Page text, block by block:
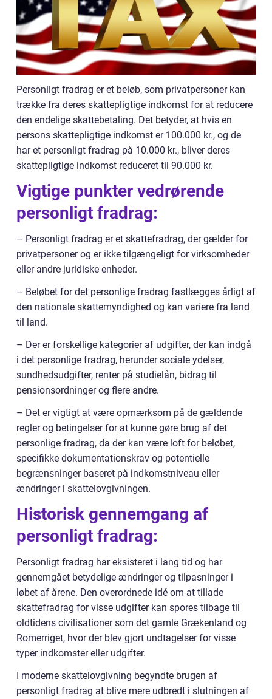
Personligt fradrag er et beløb, som privatpersoner kan
trække fra deres skattepligtige indkomst for at reducere
den endelige skattebetaling. Det betyder, at hvis en
persons skattepligtige indkomst er 100.000 kr., og de
har et personligt fradrag på 10.000 kr., bliver deres
skattepligtige indkomst reduceret til 90.000 kr.
Vigtige punkter vedrørende
personligt fradrag:
– Personligt fradrag er et skattefradrag, der gælder for
privatpersoner og er ikke tilgængeligt for virksomheder
eller andre juridiske enheder.
– Beløbet for det personlige fradrag fastlægges årligt af
den nationale skattemyndighed og kan variere fra land
til land.
– Der er forskellige kategorier af udgifter, der kan indgå
i det personlige fradrag, herunder sociale ydelser,
sundhedsudgifter, renter på studielån, bidrag til
pensionsordninger og flere andre.
– Det er vigtigt at være opmærksom på de gældende
regler og betingelser for at kunne gøre brug af det
personlige fradrag, da der kan være loft for beløbet,
specifikke dokumentationskrav og potentielle
begrænsninger baseret på indkomstniveau eller
ændringer i skattelovgivningen.
Historisk gennemgang af
personligt fradrag:
Personligt fradrag har eksisteret i lang tid og har
gennemgået betydelige ændringer og tilpasninger i
løbet af årene. Den overordnede idé om at tillade
skattefradrag for visse udgifter kan spores tilbage til
oldtidens civilisationer som det gamle Grækenland og
Romerriget, hvor der blev gjort undtagelser for visse
typer indkomster eller udgifter.
I moderne skattelovgivning begyndte brugen af
personligt fradrag at blive mere udbredt i slutningen af